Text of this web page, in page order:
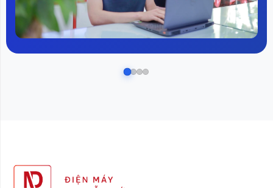
sống động hơn, âm thanh treble/âm bass dày hơn, sóng âm
to/rõ ràng hơn. Đặc biệt, khi bạn xem phim bom tấn hay nghe
nhạc sống, hệ thống âm thanh vòm sẽ đưa âm thanh len lỏi
và vang ra khắp mọi ngóc ngách của phòng khách/phòng ngủ
đem lại một trải nghiệm khác biệt cho người dùng.
2022 Series
giọng nói thông minh. Bên cạnh đó, bạn cũng có thể điều